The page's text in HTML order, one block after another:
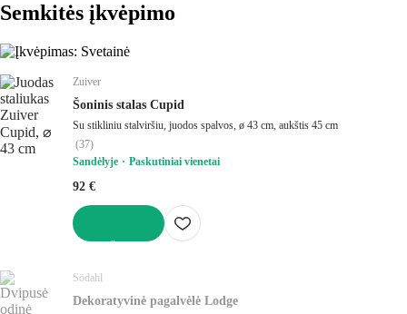
Semkitės įkvėpimo
Zuiver
Šoninis stalas Cupid
Su stikliniu stalviršiu, juodos spalvos, ø 43 cm, aukštis 45 cm
(37)
Sandėlyje
Paskutiniai vienetai
92 €
Södahl
Dekoratyvinė pagalvėlė Lodge